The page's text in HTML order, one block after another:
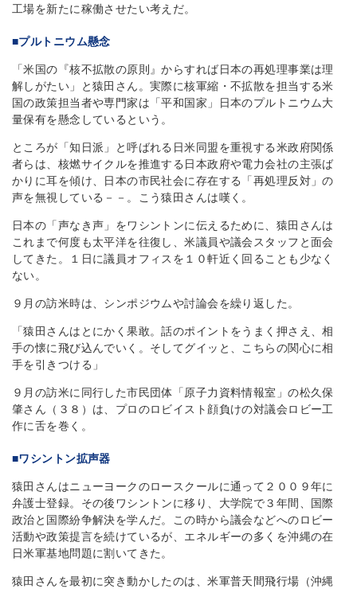
工場を新たに稼働させたい考えだ。
■プルトニウム懸念
「米国の『核不拡散の原則』からすれば日本の再処理事業は理
解しがたい」と猿田さん。実際に核軍縮・不拡散を担当する米
国の政策担当者や専門家は「平和国家」日本のプルトニウム大
量保有を懸念しているという。
ところが「知日派」と呼ばれる日米同盟を重視する米政府関係
者らは、核燃サイクルを推進する日本政府や電力会社の主張ば
かりに耳を傾け、日本の市民社会に存在する「再処理反対」の
声を無視している－－。こう猿田さんは嘆く。
日本の「声なき声」をワシントンに伝えるために、猿田さんは
これまで何度も太平洋を往復し、米議員や議会スタッフと面会
してきた。１日に議員オフィスを１０軒近く回ることも少なく
ない。
９月の訪米時は、シンポジウムや討論会を繰り返した。
「猿田さんはとにかく果敢。話のポイントをうまく押さえ、相
手の懐に飛び込んでいく。そしてグイッと、こちらの関心に相
手を引きつける」
９月の訪米に同行した市民団体「原子力資料情報室」の松久保
肇さん（３８）は、プロのロビイスト顔負けの対議会ロビー工
作に舌を巻く。
■ワシントン拡声器
猿田さんはニューヨークのロースクールに通って２００９年に
弁護士登録。その後ワシントンに移り、大学院で３年間、国際
政治と国際紛争解決を学んだ。この時から議会などへのロビー
活動や政策提言を続けているが、エネルギーの多くを沖縄の在
日米軍基地問題に割いてきた。
猿田さんを最初に突き動かしたのは、米軍普天間飛行場（沖縄